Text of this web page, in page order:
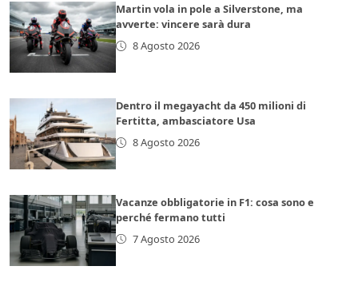
Martin vola in pole a Silverstone, ma
avverte: vincere sarà dura
8 Agosto 2026
Dentro il megayacht da 450 milioni di
Fertitta, ambasciatore Usa
8 Agosto 2026
Vacanze obbligatorie in F1: cosa sono e
perché fermano tutti
7 Agosto 2026